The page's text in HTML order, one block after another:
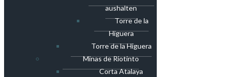
aushalten
Torre de la
Higuera
Torre de la Higuera
Minas de Riotinto
Corta Atalaya